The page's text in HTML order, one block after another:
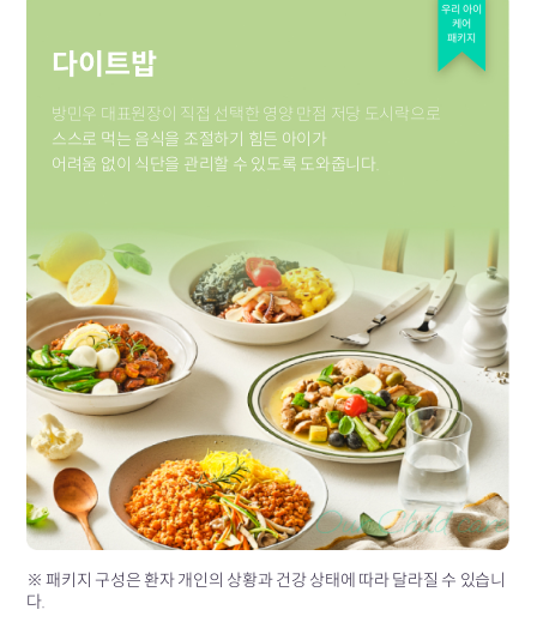
우리 아이
케어
패키지
다이트밥
방민우 대표원장이 직접 선택한 영양 만점 저당 도시락으로
스스로 먹는 음식을 조절하기 힘든 아이가
어려움 없이 식단을 관리할 수 있도록 도와줍니다.
※ 패키지 구성은 환자 개인의 상황과 건강 상태에 따라 달라질 수 있습니
다.